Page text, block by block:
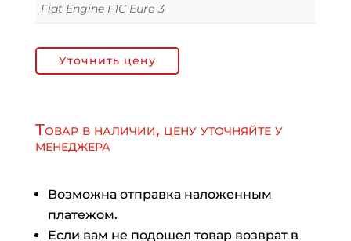
Fiat Engine F1C Euro 3
Уточнить цену
Товар в наличии, цену уточняйте у
менеджера
Возможна отправка наложенным
платежом.
Если вам не подошел товар возврат в